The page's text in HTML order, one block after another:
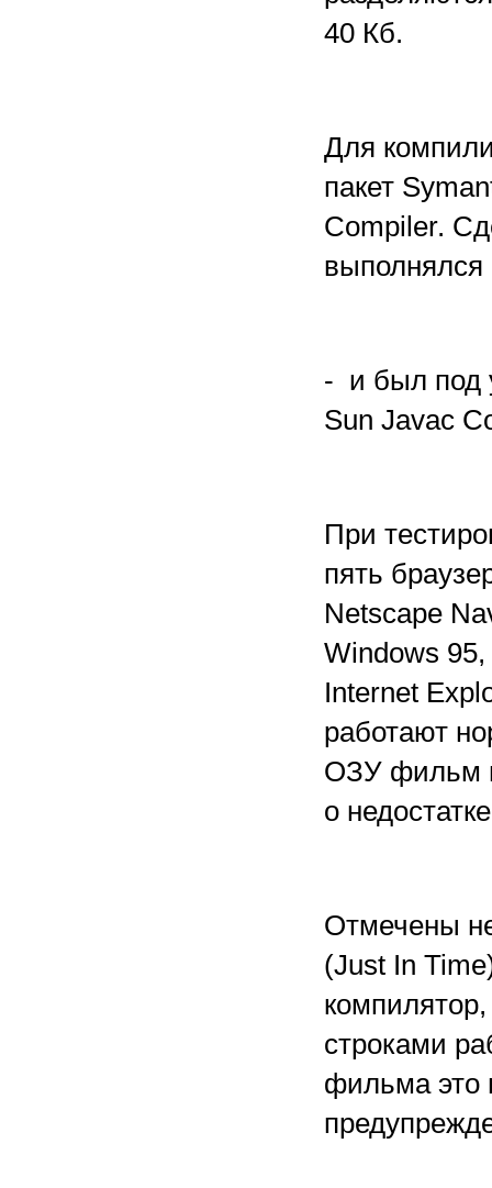
40 Кб.
Для
пакет
Compiler.
- и был под
Sun Javac
При
пять
Netscape
Windows
Internet
работают
ОЗУ фильм
о
Отмечены
(Just In
строками
фильма это